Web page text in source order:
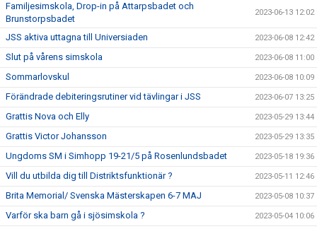
Familjesimskola, Drop-in på Attarpsbadet och
Brunstorpsbadet
2023-06-13 12:02
JSS aktiva uttagna till Universiaden 2023-06-08 12:42
Slut på vårens simskola 2023-06-08 11:00
Sommarlovskul 2023-06-08 10:09
Förändrade debiteringsrutiner vid tävlingar i JSS 2023-06-07 13:25
Grattis Nova och Elly 2023-05-29 13:44
Grattis Victor Johansson 2023-05-29 13:35
Ungdoms SM i Simhopp 19-21/5 på Rosenlundsbadet 2023-05-18 19:36
Vill du utbilda dig till Distriktsfunktionär ? 2023-05-11 12:46
Brita Memorial/ Svenska Mästerskapen 6-7 MAJ 2023-05-08 10:37
Varför ska barn gå i sjösimskola ? 2023-05-04 10:06